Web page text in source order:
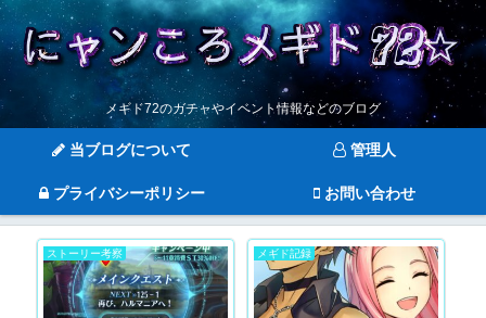
メギド72のガチャやイベント情報などのブログ
当ブログについて 管理人
プライバシーポリシー お問い合わせ
ストーリー考察 メギド記録